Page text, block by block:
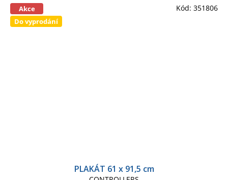
Akce
Do vyprodání
PLAKÁT 61 x 91,5 cm
Kód: 351806